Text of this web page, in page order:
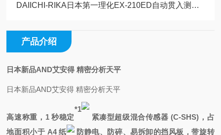
DAIICHI-RIKA日本第一理化EX-210ED自动贯入测量装置行业标准
产品介绍
日本新品AND艾安得 精密分析天平
日本新品AND艾安得 精密分析天平
高速称重，1 秒稳定
*1
紧凑型超级混合传感器 (C-SHS)，占
地面积小于 A4 纸
防静电、防碎、易拆卸的挡风板，带旋转